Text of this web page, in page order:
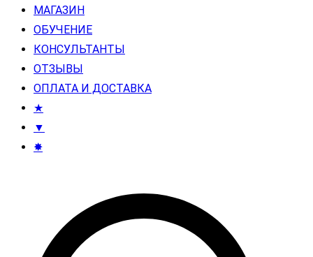
МАГАЗИН
ОБУЧЕНИЕ
КОНСУЛЬТАНТЫ
ОТЗЫВЫ
ОПЛАТА И ДОСТАВКА
★
▼
✸